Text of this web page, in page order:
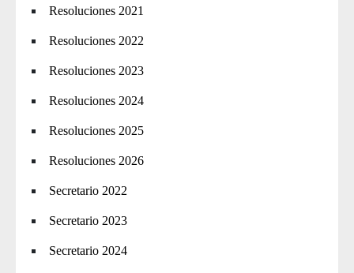
Resoluciones 2021
Resoluciones 2022
Resoluciones 2023
Resoluciones 2024
Resoluciones 2025
Resoluciones 2026
Secretario 2022
Secretario 2023
Secretario 2024